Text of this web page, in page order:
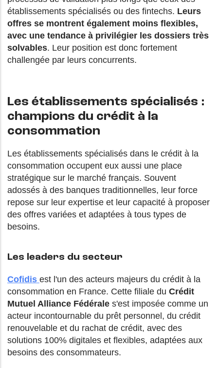
établissements spécialisés ou des fintechs. Leurs
offres se montrent également moins flexibles,
avec une tendance à privilégier les dossiers très
solvables. Leur position est donc fortement
challengée par leurs concurrents.
Les établissements spécialisés :
champions du crédit à la
consommation
Les établissements spécialisés dans le crédit à la
consommation occupent eux aussi une place
stratégique sur le marché français. Souvent
adossés à des banques traditionnelles, leur force
repose sur leur expertise et leur capacité à proposer
des offres variées et adaptées à tous types de
besoins.
Les leaders du secteur
Cofidis est l'un des acteurs majeurs du crédit à la
consommation en France. Cette filiale du Crédit
Mutuel Alliance Fédérale s'est imposée comme un
acteur incontournable du prêt personnel, du crédit
renouvelable et du rachat de crédit, avec des
solutions 100% digitales et flexibles, adaptées aux
besoins des consommateurs.